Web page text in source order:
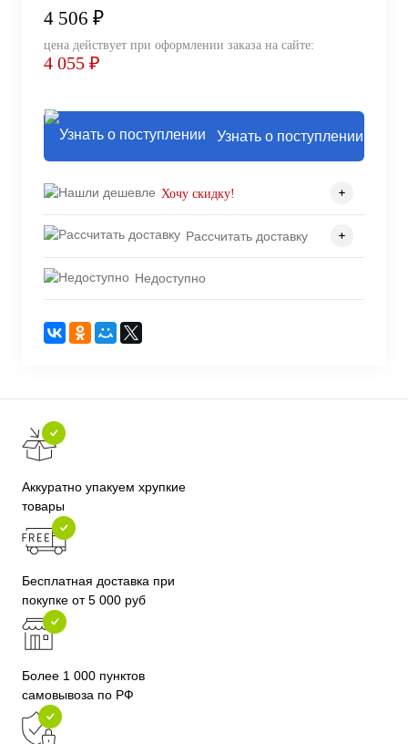
4 506 ₽
цена действует при оформлении заказа на сайте:
4 055 ₽
Узнать о поступлении
Хочу скидку!
Рассчитать доставку
Недоступно
Аккуратно упакуем хрупкие
товары
Бесплатная доставка при
покупке от 5 000 руб
Более 1 000 пунктов
самовывоза по РФ